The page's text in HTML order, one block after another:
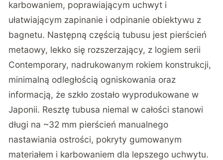
karbowaniem, poprawiającym uchwyt i
ułatwiającym zapinanie i odpinanie obiektywu z
bagnetu. Następną częścią tubusu jest pierścień
metaowy, lekko się rozszerzający, z logiem serii
Contemporary, nadrukowanym rokiem konstrukcji,
minimalną odległością ogniskowania oraz
informacją, że szkło zostało wyprodukowane w
Japonii. Resztę tubusa niemal w całości stanowi
długi na ~32 mm pierścień manualnego
nastawiania ostrości, pokryty gumowanym
materiałem i karbowaniem dla lepszego uchwytu.